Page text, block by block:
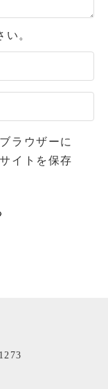
。
ラウザーに
イトを保存